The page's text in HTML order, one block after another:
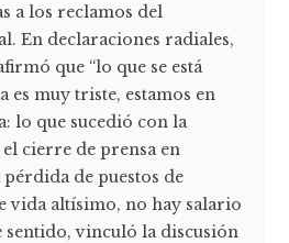
a los reclamos del
En declaraciones radiales,
que “lo que se está
es muy triste, estamos en
lo que sucedió con la
cierre de prensa en
de puestos de
vida altísimo, no hay salario
sentido, vinculó la discusión